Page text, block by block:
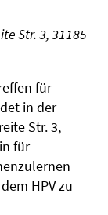
Str. 3, 31185
für
in der
Str. 3,
für
HPV zu